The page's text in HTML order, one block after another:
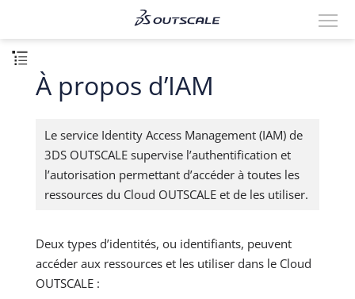
À propos d’IAM
Le service Identity Access Management (IAM) de
3DS OUTSCALE supervise l’authentification et
l’autorisation permettant d’accéder à toutes les
ressources du Cloud OUTSCALE et de les utiliser.
Deux types d’identités, ou identifiants, peuvent
accéder aux ressources et les utiliser dans le Cloud
OUTSCALE :